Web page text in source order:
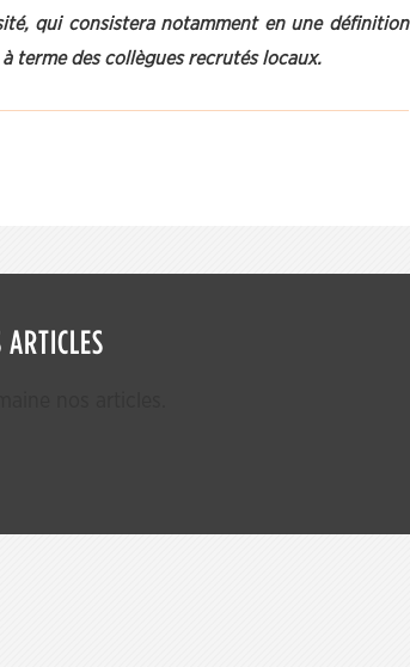
qui consistera notamment en une définition
terme des collègues recrutés locaux.